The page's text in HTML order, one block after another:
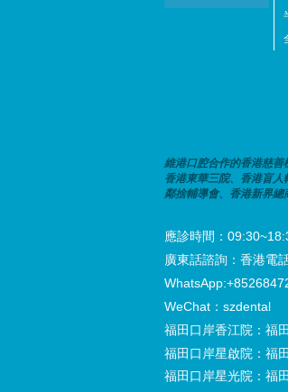
維港口腔合作的香港慈善
香港東華三院、香港盲
鄰捨輔導會、香港新界總
應診時間：
廣東話諮詢：香港電
WeChat：szdental
福田口岸香江院：福
福田口岸星啟院：福
福田口岸星光院：福